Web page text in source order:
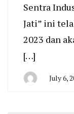
Sentra
Jati” ini
2023 dan
[…]
July 6,